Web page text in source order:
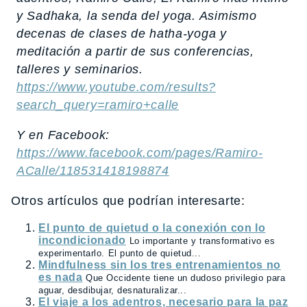
ySadhaka, la senda del yoga. Asimismo
decenas de clases de hatha-yoga y
meditación a partir de sus conferencias,
talleres y seminarios.
https://www.youtube.com/results?
search_query=ramiro+calle
Y en Facebook:
https://www.facebook.com/pages/Ramiro-
ACalle/118531418198874
Otros artículos que podrían interesarte:
El punto de quietud o la conexión con lo
incondicionado Lo importante y transformativo es
experimentarlo. El punto de quietud...
Mindfulness sin los tres entrenamientos no
es nada Que Occidente tiene un dudoso privilegio para
aguar, desdibujar, desnaturalizar...
El viaje a los adentros, necesario para la paz